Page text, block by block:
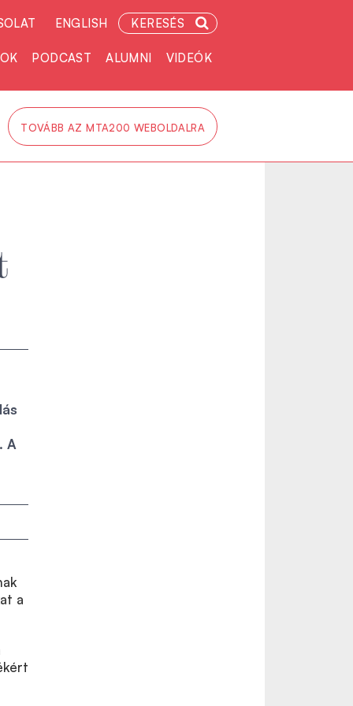
ENGLISH KERESÉS
PODCAST ALUMNI VIDEÓK
TOVÁBB AZ MTA200 WEBOLDALRA
A
a